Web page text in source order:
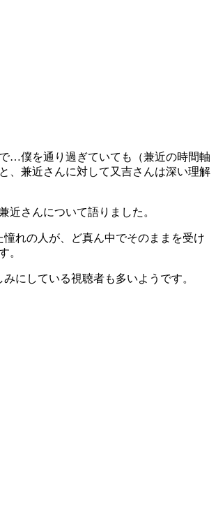
…僕を通り過ぎていても（兼近の時間軸
、兼近さんに対して又吉さんは深い理解
さんについて語りました。
れの人が、ど真ん中でそのままを受け
。
にしている視聴者も多いようです。